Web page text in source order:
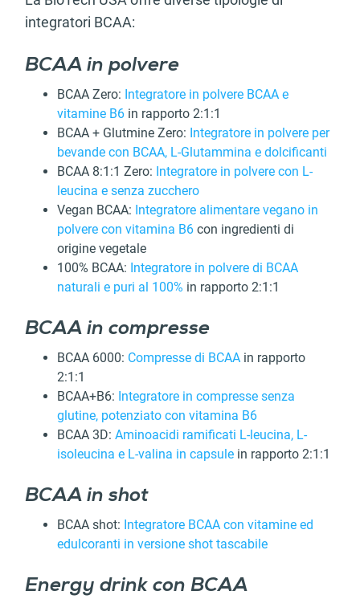
integratori BCAA:
BCAA in polvere
BCAA Zero: Integratore in polvere BCAA e
vitamine B6 in rapporto 2:1:1
BCAA + Glutmine Zero: Integratore in polvere per
bevande con BCAA, L-Glutammina e dolcificanti
BCAA 8:1:1 Zero: Integratore in polvere con L-
leucina e senza zucchero
Vegan BCAA: Integratore alimentare vegano in
polvere con vitamina B6 con ingredienti di
origine vegetale
100% BCAA: Integratore in polvere di BCAA
naturali e puri al 100% in rapporto 2:1:1
BCAA in compresse
BCAA 6000: Compresse di BCAA in rapporto
2:1:1
BCAA+B6: Integratore in compresse senza
glutine, potenziato con vitamina B6
BCAA 3D: Aminoacidi ramificati L-leucina, L-
isoleucina e L-valina in capsule in rapporto 2:1:1
BCAA in shot
BCAA shot: Integratore BCAA con vitamine ed
edulcoranti in versione shot tascabile
Energy drink con BCAA